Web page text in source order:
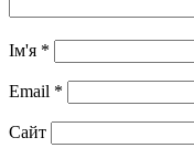
Ім'я *
Email *
Сайт